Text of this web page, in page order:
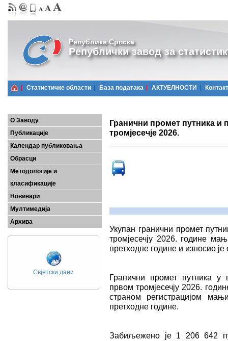
Република Српска
Републички завод за
Статистичке области Базa података АКТУЕЛНОСТИ Контакт
О Заводу
Публикације
Календар публиковања
Обрасци
Методологије и
класификације
Новинари
Мултимедија
Архива
Свјетски дани
Гранични промет путника и
тромјесечје 2026.
Укупан гранични промет
тромјесечју 2026. године
претходне године и износио
Гранични промет путника у
првом тромјесечју 2026.
страном регистрацијом
претходне године.
Забиљежено је 1 206 642